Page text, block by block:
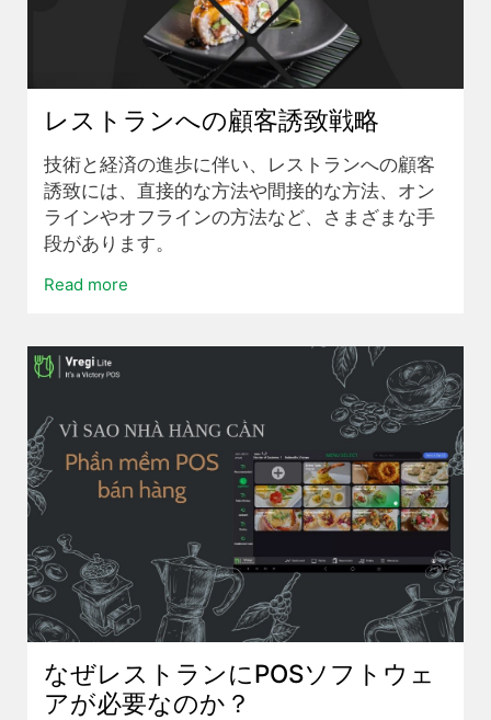
レストランへの顧客誘致戦略
技術と経済の進歩に伴い、レストランへの顧客
誘致には、直接的な方法や間接的な方法、オン
ラインやオフラインの方法など、さまざまな手
段があります。
Read more
なぜレストランにPOSソフトウェ
アが必要なのか？